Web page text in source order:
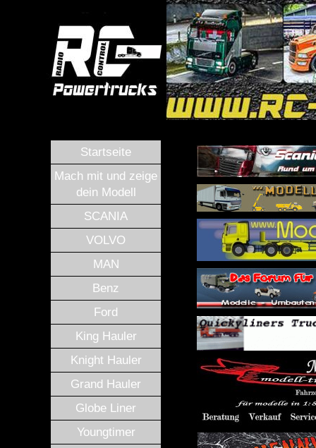
Startseite
Mach mit und zeige
dein Modell
SCANIA
VOLVO
MAN
Benz
Ford
King Hauler
Knight Hauler
Grand Hauler
Globe Liner
Youngtimer